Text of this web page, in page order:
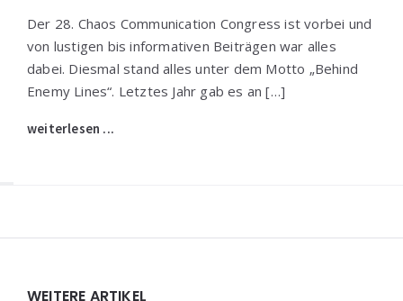
Der 28. Chaos Communication Congress ist vorbei und
von lustigen bis informativen Beiträgen war alles
dabei. Diesmal stand alles unter dem Motto „Behind
Enemy Lines“. Letztes Jahr gab es an […]
weiterlesen ...
WEITERE ARTIKEL